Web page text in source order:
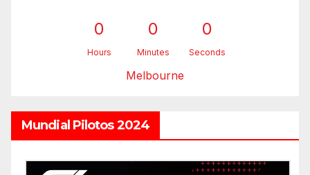
0
Hours
0
Minutes
0
Seconds
Melbourne
Mundial Pilotos 2024